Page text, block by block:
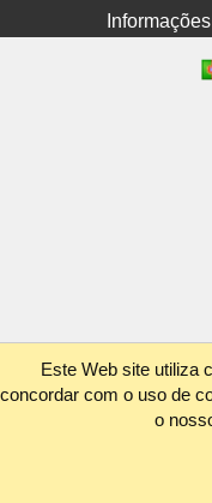
Este Web site utiliza
concordar com o uso de
o